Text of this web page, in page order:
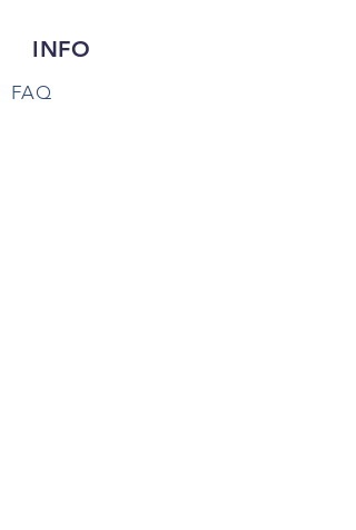
INFO
FAQ